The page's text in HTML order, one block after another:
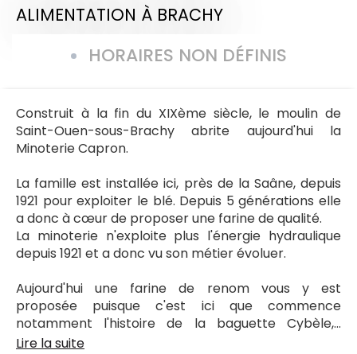
ALIMENTATION À BRACHY
HORAIRES NON DÉFINIS
Construit à la fin du XIXème siècle, le moulin de
Saint-Ouen-sous-Brachy abrite aujourd'hui la
Minoterie Capron.
La famille est installée ici, près de la Saâne, depuis
1921 pour exploiter le blé. Depuis 5 générations elle
a donc à cœur de proposer une farine de qualité.
La minoterie n'exploite plus l'énergie hydraulique
depuis 1921 et a donc vu son métier évoluer.
Aujourd'hui une farine de renom vous y est
proposée puisque c'est ici que commence
notamment l'histoire de la baguette Cybèle,...
Lire la suite